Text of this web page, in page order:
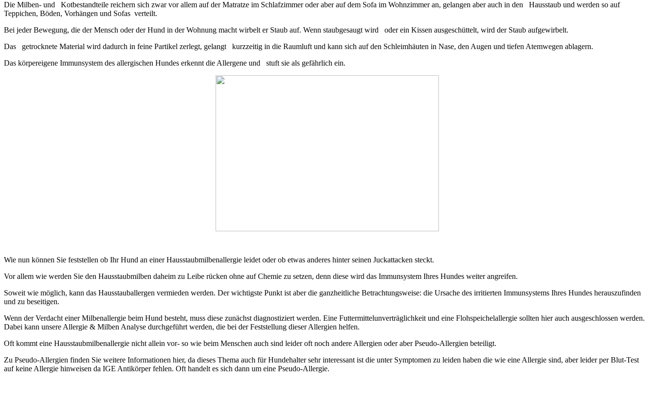
Die Milben- und Kotbestandteile reichern sich zwar vor allem auf der Matratze im Schlafzimmer oder aber auf dem Sofa im Wohnzimmer an, gelangen aber auch in den Hausstaub und werden so auf
Teppichen, Böden, Vorhängen und Sofas verteilt.
Bei jeder Bewegung, die der Mensch oder der Hund in der Wohnung macht wirbelt er Staub auf. Wenn staubgesaugt wird oder ein Kissen ausgeschüttelt, wird der Staub aufgewirbelt.
Das getrocknete Material wird dadurch in feine Partikel zerlegt, gelangt kurzzeitig in die Raumluft und kann sich auf den Schleimhäuten in Nase, den Augen und tiefen Atemwegen ablagern.
Das körpereigene Immunsystem des allergischen Hundes erkennt die Allergene und stuft sie als gefährlich ein.
Wie nun können Sie feststellen ob Ihr Hund an einer Hausstaubmilbenallergie leidet oder ob etwas anderes hinter seinen Juckattacken steckt.
Vor allem wie werden Sie den Hausstaubmilben daheim zu Leibe rücken ohne auf Chemie zu setzen, denn diese wird das Immunsystem Ihres Hundes weiter angreifen.
Soweit wie möglich, kann das Hausstauballergen vermieden werden. Der wichtigste Punkt ist aber die ganzheitliche Betrachtungsweise: die Ursache des irritierten Immunsystems Ihres Hundes herauszufinden
und zu beseitigen.
Wenn der Verdacht einer Milbenallergie beim Hund besteht, muss diese zunächst diagnostiziert werden. Eine Futtermittelunverträglichkeit und eine Flohspeichelallergie sollten hier auch ausgeschlossen werden.
Dabei kann unsere Allergie & Milben Analyse durchgeführt werden, die bei der Feststellung dieser Allergien helfen.
Oft kommt eine Hausstaubmilbenallergie nicht allein vor- so wie beim Menschen auch sind leider oft noch andere Allergien oder aber Pseudo-Allergien beteiligt.
Zu Pseudo-Allergien finden Sie weitere Informationen hier, da dieses Thema auch für Hundehalter sehr interessant ist die unter Symptomen zu leiden haben die wie eine Allergie sind, aber leider per Blut-Test
auf keine Allergie hinweisen da IGE Antikörper fehlen. Oft handelt es sich dann um eine Pseudo-Allergie.